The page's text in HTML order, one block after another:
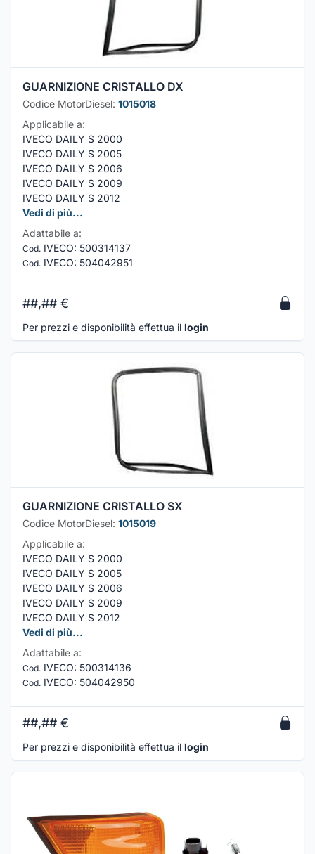
GUARNIZIONE CRISTALLO DX
Codice MotorDiesel: 1015018
Applicabile a:
IVECO DAILY S 2000
IVECO DAILY S 2005
IVECO DAILY S 2006
IVECO DAILY S 2009
IVECO DAILY S 2012
Vedi di più...
Adattabile a:
Cod. IVECO: 500314137
Cod. IVECO: 504042951
##,## €
Per prezzi e disponibilità effettua il login
GUARNIZIONE CRISTALLO SX
Codice MotorDiesel: 1015019
Applicabile a:
IVECO DAILY S 2000
IVECO DAILY S 2005
IVECO DAILY S 2006
IVECO DAILY S 2009
IVECO DAILY S 2012
Vedi di più...
Adattabile a:
Cod. IVECO: 500314136
Cod. IVECO: 504042950
##,## €
Per prezzi e disponibilità effettua il login